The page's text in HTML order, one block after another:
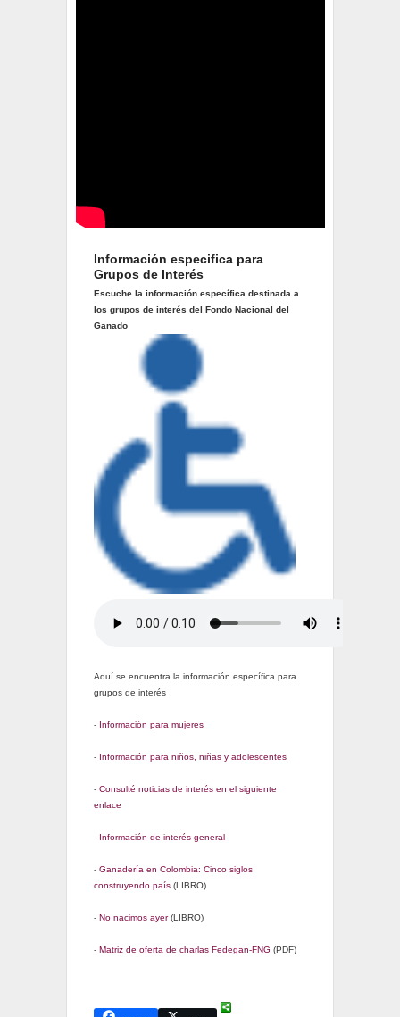
Información especifica para
Grupos de Interés
Escuche la información específica destinada a
los grupos de interés del Fondo Nacional del
Ganado
Aquí se encuentra la información específica para
grupos de interés
- Información para mujeres
- Información para niños, niñas y adolescentes
- Consulté noticias de interés en el siguiente
enlace
- Información de interés general
- Ganadería en Colombia: Cinco siglos
construyendo país(LIBRO)
- No nacimos ayer(LIBRO)
- Matriz de oferta de charlas Fedegan-FNG (PDF)